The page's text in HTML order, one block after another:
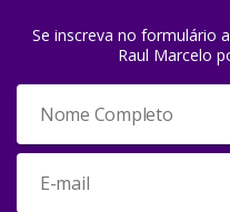
Se inscreva no formulário
Raul Marcelo